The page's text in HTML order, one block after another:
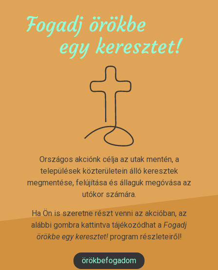
Fogadj örökbe
egy keresztet!
Országos akciónk célja az utak mentén, a
települések közterületein álló keresztek
megmentése, felújítása és állaguk megóvása az
utókor számára.
Ha Ön is szeretne részt venni az akcióban, az
alábbi gombra kattintva tájékozódhat a Fogadj
örökbe egy keresztet!program részleteiről!
örökbefogadom